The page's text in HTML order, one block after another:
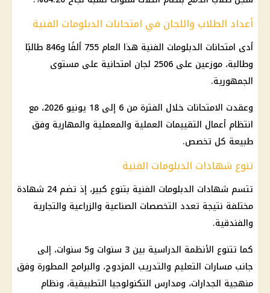
أعداد الطلاب واللجان في امتحانات الدبلومات الفنية
أدى امتحانات الدبلومات الفنية هذا العام 755 ألفًا و846 طالبًا
وطالبة، موزعين على 2506 لجان امتحانية على مستوى
الجمهورية.
وعقدت الامتحانات خلال الفترة من 6 إلى 18 يونيو 2026، مع
انتظام أعمال التقييمات العملية والمعملية والمهارية وفق
طبيعة كل تخصص.
تنوع شهادات الدبلومات الفنية
تتسم شهادات الدبلومات الفنية بتنوع كبير، إذ تضم 24 شهادة
مختلفة نتيجة تعدد التخصصات الصناعية والزراعية والتجارية
والفندقية.
كما تتنوع الأنظمة الدراسية بين 3 سنوات و5 سنوات، إلى
جانب مسارات التعليم والتدريب المزدوج، والبرامج المطورة وفق
منهجية الجدارات، ومدارس التكنولوجيا التطبيقية، ونظام